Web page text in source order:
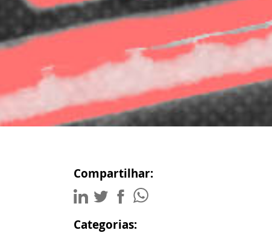
Compartilhar:
Categorias: